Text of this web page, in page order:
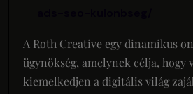
A Roth Creative egy dinamikus
ügynökség, amelynek célja, hogy
kiemelkedjen a digitális világ